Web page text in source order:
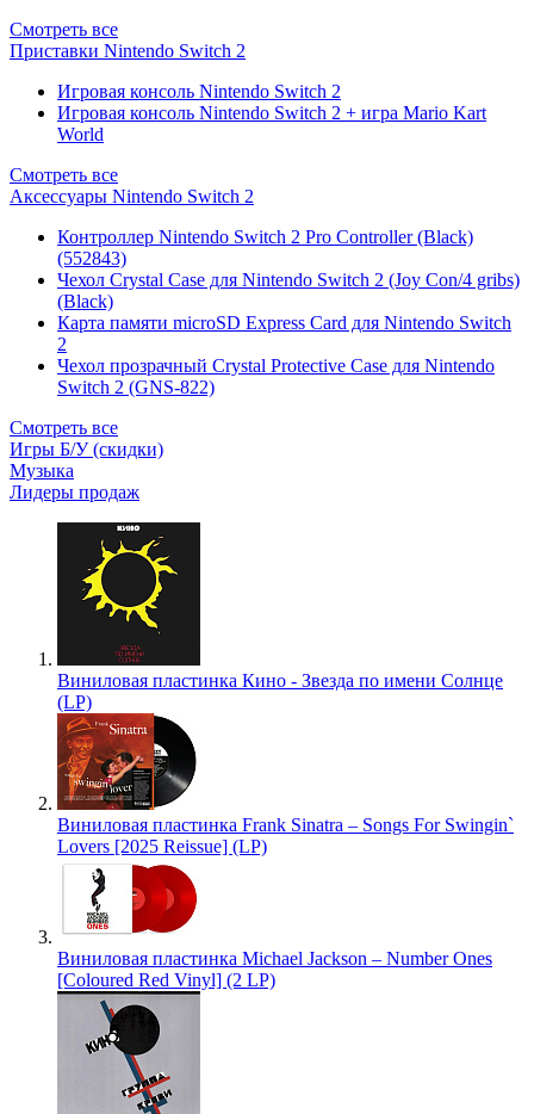
Смотреть все
Приставки Nintendo Switch 2
Игровая консоль Nintendo Switch 2
Игровая консоль Nintendo Switch 2 + игра Mario Kart
World
Смотреть все
Аксессуары Nintendo Switch 2
Контроллер Nintendo Switch 2 Pro Controller (Black)
(552843)
Чехол Сrystal Сase для Nintendo Switch 2 (Joy Con/4 gribs)
(Black)
Карта памяти microSD Express Card для Nintendo Switch
2
Чехол прозрачный Crystal Protective Case для Nintendo
Switch 2 (GNS-822)
Смотреть все
Игры Б/У (скидки)
Музыка
Лидеры продаж
Виниловая пластинка Кино - Звезда по имени Солнце
(LP)
Виниловая пластинка Frank Sinatra – Songs For Swingin`
Lovers [2025 Reissue] (LP)
Виниловая пластинка Michael Jackson – Number Ones
[Coloured Red Vinyl] (2 LP)